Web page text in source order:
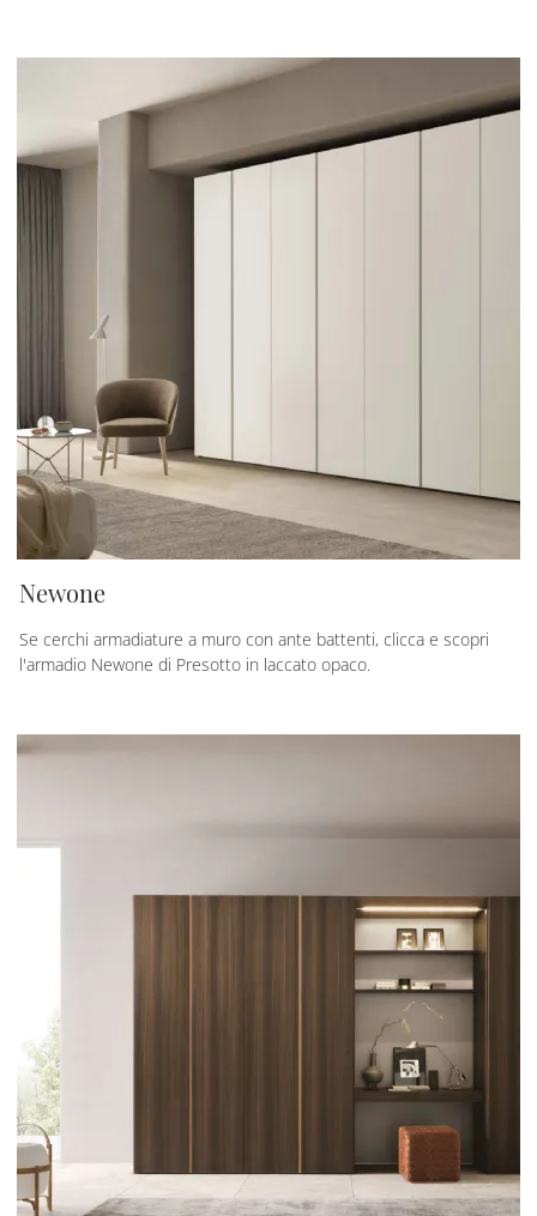
Newone
Se cerchi armadiature a muro con ante battenti, clicca e scopri
l'armadio Newone di Presotto in laccato opaco.